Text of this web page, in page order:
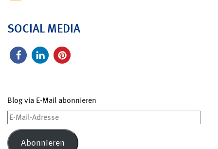
SOCIAL MEDIA
Blog via E-Mail abonnieren
E-
Mail-
Adresse
Abonnieren